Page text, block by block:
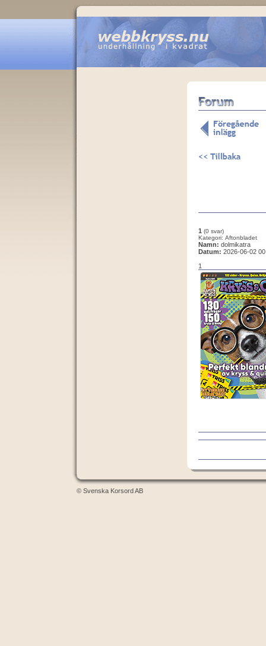
1 (0 svar)
Kategori: Aftonbladet
Namn: dolmikatra
Datum: 2026-06-02
1
© Svenska Korsord AB